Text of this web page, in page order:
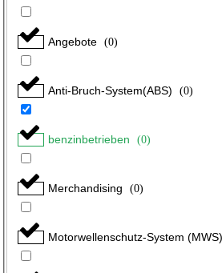
Angebote (0)
Anti-Bruch-System(ABS) (0)
benzinbetrieben (0)
Merchandising (0)
Motorwellenschutz-System (MWS)